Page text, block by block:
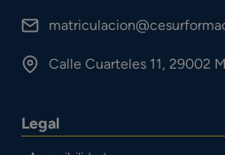
Calle Cuarteles 11, 29002
Legal